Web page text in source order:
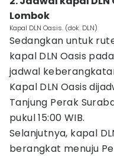
Lombok
Kapal DLN Oasis. (dok. DLN)
Sedangkan untuk
kapal DLN Oasis
jadwal
Kapal DLN Oasis
Tanjung Perak
pukul 15:00 WIB.
Selanjutnya, kapal
berangkat menuju